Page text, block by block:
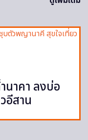
นาคา ลงบ่อ
อีสาน